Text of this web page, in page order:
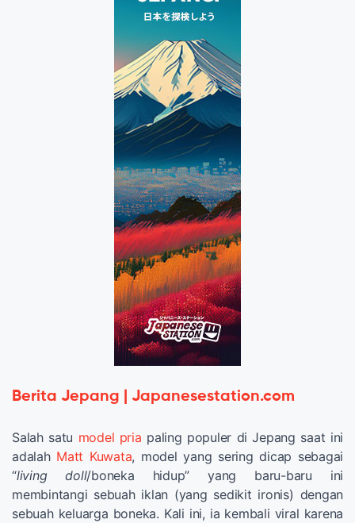
Berita Jepang | Japanesestation.com
Salah satu model pria paling populer di Jepang saat ini
adalah Matt Kuwata, model yang sering dicap sebagai
“living doll/boneka hidup” yang baru-baru ini
membintangi sebuah iklan (yang sedikit ironis) dengan
sebuah keluarga boneka. Kali ini, ia kembali viral karena